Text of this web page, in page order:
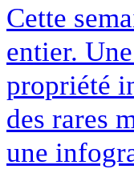
Cette
entier.
propriété
des rares
une